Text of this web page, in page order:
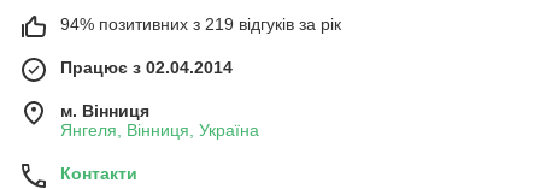
94% позитивних з 219 відгуків за рік
Працює з 02.04.2014
м. Вінниця
Янгеля, Вінниця, Україна
Контакти